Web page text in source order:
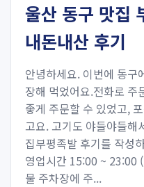
울산 동구 맛집
내돈내산 후기
안녕하세요. 이번에 동구
장해 먹었어요.전화로 주
좋게 주문할 수 있었고,
고요. 고기도 야들야들해
집부평족발 후기를 작성
영업시간 15:00 ~ 23:00
물 주차장에 주...